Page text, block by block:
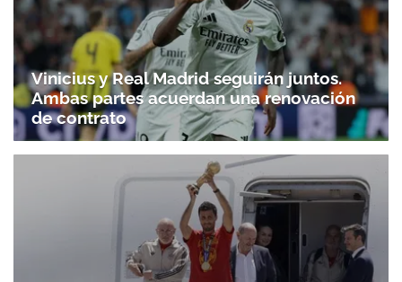
Vinicius y Real Madrid seguirán juntos.
Ambas partes acuerdan una renovación
de contrato